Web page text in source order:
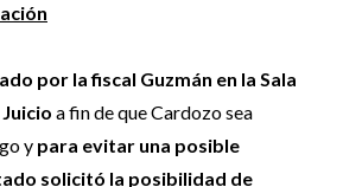
por la fiscal Guzmán en la Sala
a fin de que Cardozo sea
y para evitar una posible
solicitó la posibilidad de